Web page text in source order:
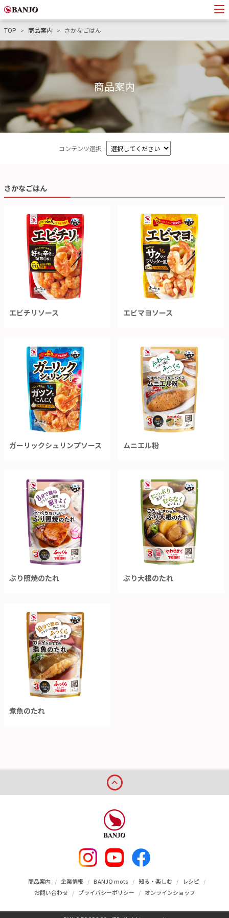
TOP 商品案内 さかなごはん
商品案内
コンテンツ選択 :
さかなごはん
エビチリソース エビマヨソース
ガーリックシュリンプソース ムニエル粉
ぶり照焼のたれ ぶり大根のたれ
煮魚のたれ
商品案内 企業情報 BANJO mots 知る・楽しむ
レシピ
お問い合わせ
プライバシーポリシー オンラインショップ